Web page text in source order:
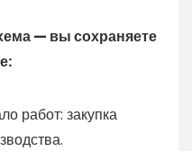
— вы сохраняете
работ: закупка